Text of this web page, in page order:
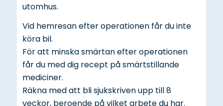
utomhus.
Vid hemresan efter operationen får du inte
köra bil.
För att minska smärtan efter operationen
får du med dig recept på smärtstillande
mediciner.
Räkna med att bli sjukskriven upp till 8
veckor, beroende på vilket arbete du har.